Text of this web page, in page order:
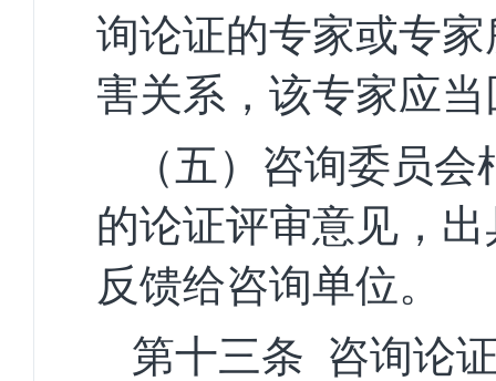
询论证的专家或专
害关系，该专家应
（五）咨询委员
的论证评审意见，
反馈给咨询单位。
第十三条 咨询论